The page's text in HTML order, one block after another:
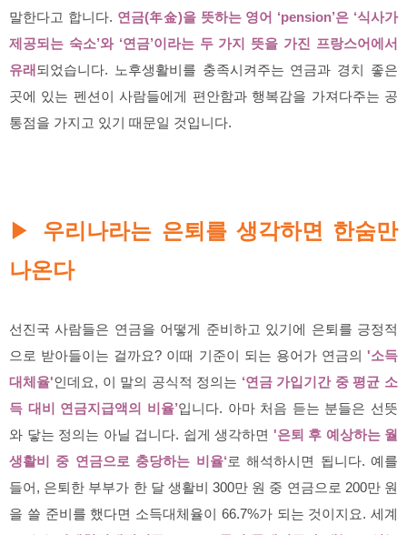
말한다고 합니다. 연금(年金)을 뜻하는 영어 ‘pension’은 ‘식사가
제공되는 숙소’와 ‘연금’이라는 두 가지 뜻을 가진 프랑스어에서
유래 되었습니다. 노후생활비를 충족시켜주는 연금과 경치 좋은
곳에 있는 펜션이 사람들에게 편안함과 행복감을 가져다주는 공
통점을 가지고 있기 때문일 것입니다.
▶
우리나라는 은퇴를 생각하면 한숨만
나온다
선진국 사람들은 연금을 어떻게 준비하고 있기에 은퇴를 긍정적
으로 받아들이는 걸까요? 이때 기준이 되는 용어가 연금의 '소득
대체율'인데요, 이 말의 공식적 정의는 ‘연금 가입기간 중 평균 소
득 대비 연금지급액의 비율’입니다. 아마 처음 듣는 분들은 선뜻
와 닿는 정의는 아닐 겁니다. 쉽게 생각하면 '은퇴 후 예상하는 월
생활비 중 연금으로 충당하는 비율‘로 해석하시면 됩니다. 예를
들어, 은퇴한 부부가 한 달 생활비 300만 원 중 연금으로 200만 원
을 쓸 준비를 했다면 소득대체율이 66.7%가 되는 것이지요. 세계